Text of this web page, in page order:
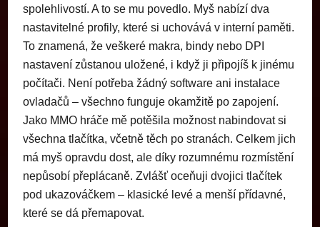
spolehlivostí. A to se mu povedlo. Myš nabízí dva
nastavitelné profily, které si uchovává v interní paměti.
To znamená, že veškeré makra, bindy nebo DPI
nastavení zůstanou uložené, i když ji připojíš k jinému
počítači. Není potřeba žádný software ani instalace
ovladačů – všechno funguje okamžitě po zapojení.
Jako MMO hráče mě potěšila možnost nabindovat si
všechna tlačítka, včetně těch po stranách. Celkem jich
má myš opravdu dost, ale díky rozumnému rozmístění
nepůsobí přeplácaně. Zvlášť oceňuji dvojici tlačítek
pod ukazováčkem – klasické levé a menší přídavné,
které se dá přemapovat.